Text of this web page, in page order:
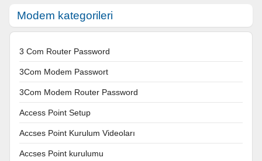
Modem kategorileri
3 Com Router Password
3Com Modem Passwort
3Com Modem Router Password
Access Point Setup
Accses Point Kurulum Videoları
Accses Point kurulumu